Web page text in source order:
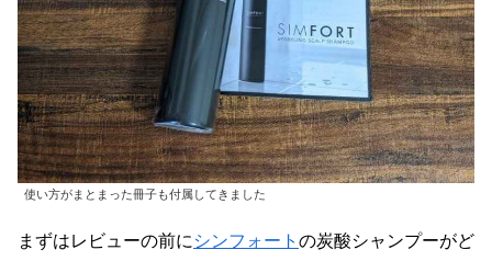
使い方がまとまった冊子も付属してきました
まずはレビューの前に シンフォート の炭酸シャンプーがど